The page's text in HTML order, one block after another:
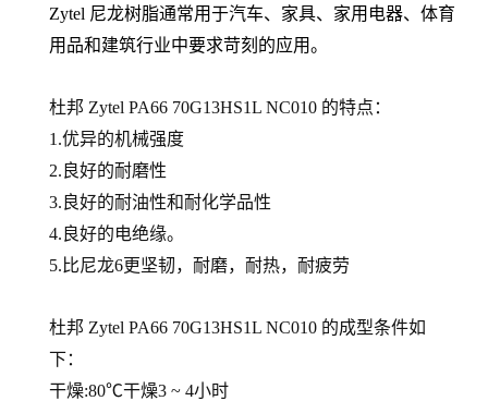
Zytel 尼龙树脂通常用于汽车、家具、家用电器、体育
用品和建筑行业中要求苛刻的应用。
杜邦 Zytel PA66 70G13HS1L NC010 的特点：
1.优异的机械强度
2.良好的耐磨性
3.良好的耐油性和耐化学品性
4.良好的电绝缘。
5.比尼龙6更坚韧，耐磨，耐热，耐疲劳
杜邦 Zytel PA66 70G13HS1L NC010 的成型条件如
下：
干燥:80℃干燥3 ~ 4小时